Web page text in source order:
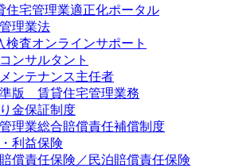
住宅管理業適正化ポータル
理業法
検査オンラインサポート
ンサルタント
ンテナンス主任者
準版 賃貸住宅管理業務
金保証制度
理業総合賠償責任補償制度
利益保険
償責任保険／民泊賠償責任保険